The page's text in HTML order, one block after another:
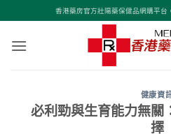
to
content
香港藥房官方壯陽藥保健品網購平台
健康資
必利勁與生育能力無關
擇